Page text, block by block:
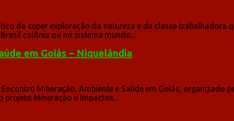
da super exploração da natureza e da classe trabalhadora
colônia ou no sistema mundo...
em Goiás – Niquelândia
Mineração, Ambiente e Saúde em Goiás, organizado
Mineração e Impactos...